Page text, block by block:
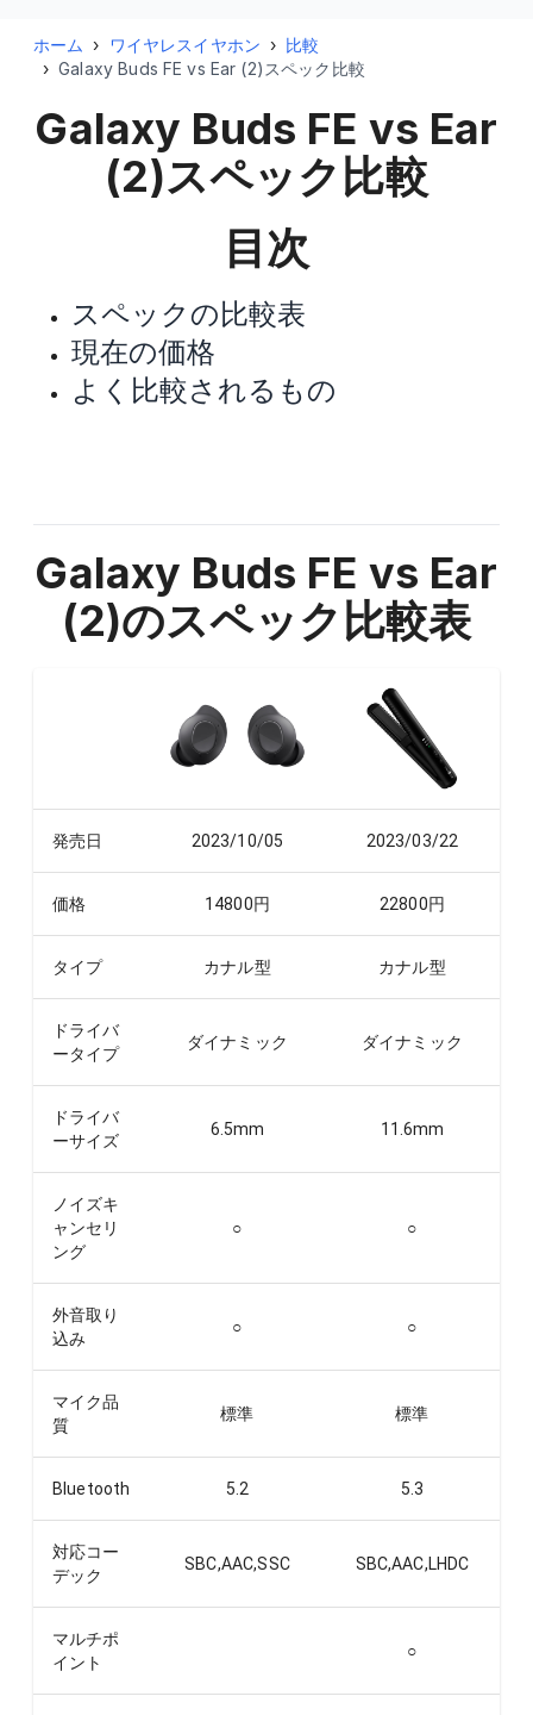
ホーム › ワイヤレスイヤホン › 比較
› Galaxy Buds FE vs Ear (2)スペック比較
Galaxy Buds FE vs Ear
(2)スペック比較
目次
スペックの比較表
現在の価格
よく比較されるもの
Galaxy Buds FE vs Ear
(2)のスペック比較表
発売日 2023/10/05 2023/03/22
価格 14800円 22800円
タイプ カナル型 カナル型
ドライバ
ータイプ
ダイナミック ダイナミック
ドライバ
ーサイズ
6.5mm 11.6mm
ノイズキ
ャンセリ
ング
○ ○
外音取り
込み
○ ○
マイク品
質
標準 標準
Bluetooth 5.2 5.3
対応コー
デック
SBC,AAC,SSC SBC,AAC,LHDC
マルチポ
イント
○